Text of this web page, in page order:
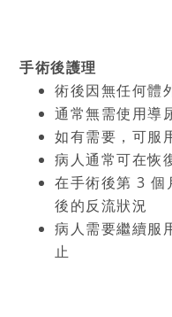
手術後護理
術後因無任何體
通常無需使用導
如有需要，可服
病人通常可在恢
在手術後第 3 個
後的反流狀況
病人需要繼續服
止